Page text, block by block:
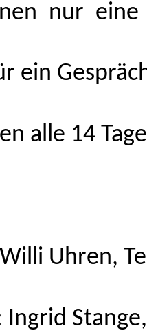
nur eine
ein
alle 14
Uhren,